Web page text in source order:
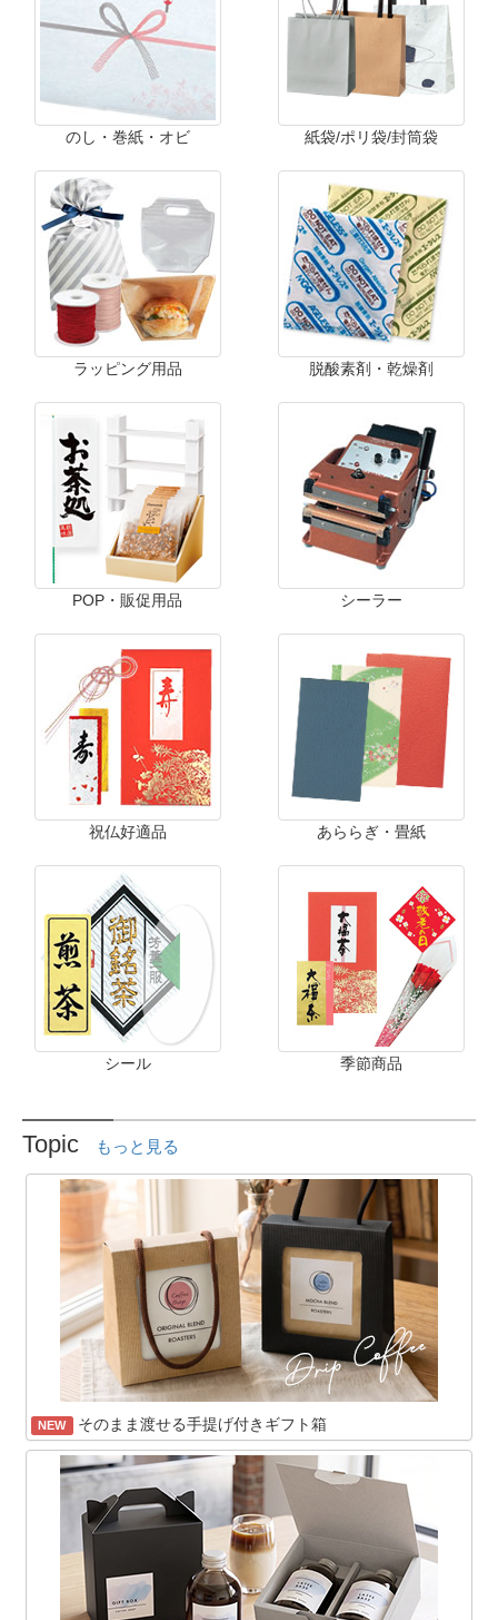
のし・巻紙・オビ 紙袋/ポリ袋/封筒袋
ラッピング用品 脱酸素剤・乾燥剤
POP・販促用品 シーラー
祝仏好適品 あららぎ・畳紙
シール 季節商品
Topic もっと見る
NEW そのまま渡せる手提げ付きギフト箱